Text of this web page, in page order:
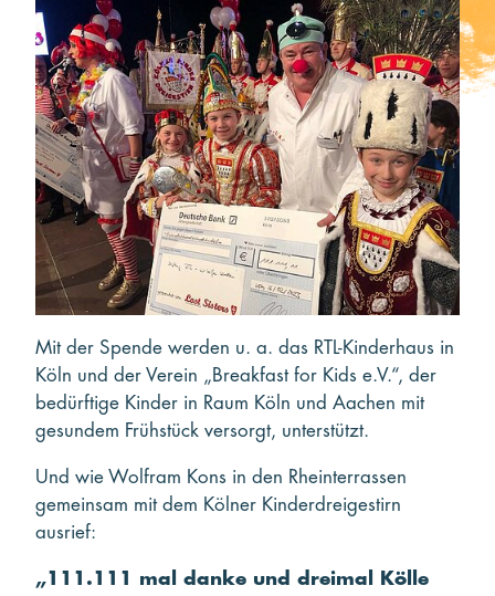
Mit der Spende werden u. a. das RTL-Kinderhaus in
Köln und der Verein „Breakfast for Kids e.V.“, der
bedürftige Kinder in Raum Köln und Aachen mit
gesundem Frühstück versorgt, unterstützt.
Und wie Wolfram Kons in den Rheinterrassen
gemeinsam mit dem Kölner Kinderdreigestirn
ausrief:
„111.111 mal danke und dreimal Kölle